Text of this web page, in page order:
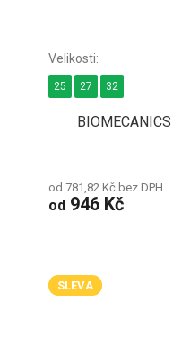
od 781,82 Kč bez DPH
od 946 Kč
25 27 32
SLEVA